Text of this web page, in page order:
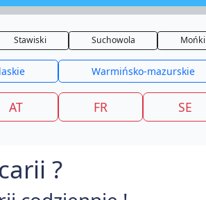
Stawiski Suchowola Mońki
Warmińsko-mazurskie
AT FR SE
?